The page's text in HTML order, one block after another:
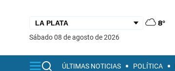
8°
sábado 08 de agosto de 2026
ÚLTIMAS NOTICIAS POLÍTICA